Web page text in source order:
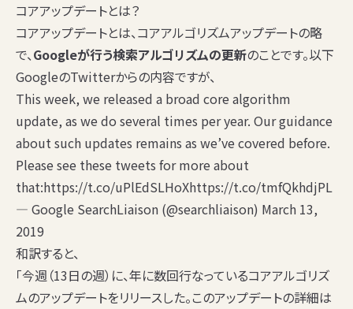
コアアップデートとは？
コアアップデートとは、コアアルゴリズムアップデートの略
で、Googleが行う検索アルゴリズムの更新のことです。以下
GoogleのTwitterからの内容ですが、
This week, we released a broad core algorithm
update, as we do several times per year. Our guidance
about such updates remains as we’ve covered before.
Please see these tweets for more about
that:https://t.co/uPlEdSLHoXhttps://t.co/tmfQkhdjPL
— Google SearchLiaison (@searchliaison) March 13,
2019
和訳すると、
「今週（13日の週）に、年に数回行なっているコアアルゴリズ
ムのアップデートをリリースした。このアップデートの詳細は